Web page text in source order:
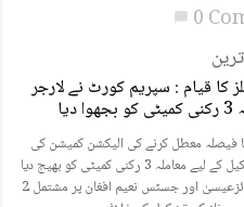
0
کا قیام : سپریم کورٹ نے لارجر
فیصلہ معطل کرنے کی الیکشن کمیشن کی
استدعا مسترد کرتے ہوئے لارجر بینچ کی تشکیل کے لیے معاملہ 3 رکنی کمیٹی کو بھیج دیا
ہے۔سپریم کورٹ میں چیف جسٹس قاضی فائزعیسیٰ اور جسٹس نعیم افغان پر مشتمل 2